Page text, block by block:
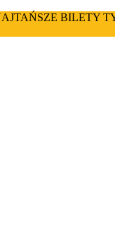
BILETY